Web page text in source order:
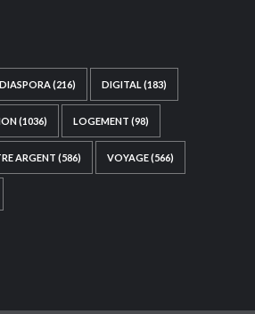
DIASPORA (216) DIGITAL (183)
(1036) LOGEMENT (98)
ARGENT (586) VOYAGE(566)